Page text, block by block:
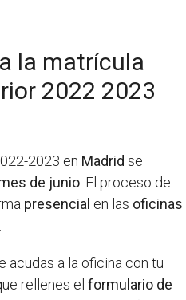
la matrícula
2022 2023
2023 en Madrid se
de junio . El proceso de
presencial en las oficinas
acudas a la oficina con tu
rellenes el formulario de